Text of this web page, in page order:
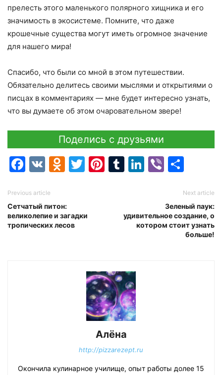
прелесть этого маленького полярного хищника и его
значимость в экосистеме. Помните, что даже
крошечные существа могут иметь огромное значение
для нашего мира!
Спасибо, что были со мной в этом путешествии.
Обязательно делитесь своими мыслями и открытиями о
писцах в комментариях — мне будет интересно узнать,
что вы думаете об этом очаровательном звере!
Поделись с друзьями
Facebook
VK Odnoklassniki
Twitter
Pinterest
Tumblr
LinkedIn
Viber
Previous article
Сетчатый питон:
великолепие и загадки
тропических лесов
Next article
Зеленый паук:
удивительное создание, о
котором стоит узнать
больше!
Алёна
http://pizzarezept.ru
Окончила кулинарное училище, опыт работы долее 15